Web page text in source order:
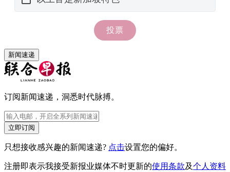
新闻速递
订阅新闻速递，洞悉时代脉搏。
立即订阅
只想接收感兴趣的新闻速递? 点击设置您的偏好。
注册即表示我接受新报业媒体不时更新的使用条款及个人资料